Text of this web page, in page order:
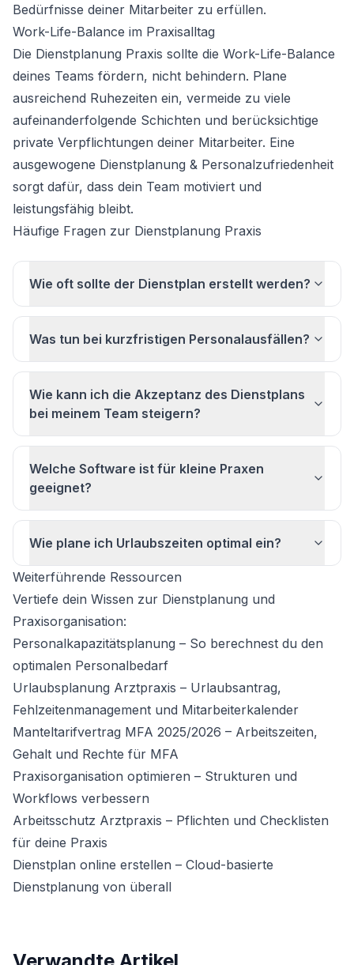
Bedürfnisse deiner Mitarbeiter zu erfüllen.
Work-Life-Balance im Praxisalltag
Die Dienstplanung Praxis sollte die Work-Life-Balance
deines Teams fördern, nicht behindern. Plane
ausreichend Ruhezeiten ein, vermeide zu viele
aufeinanderfolgende Schichten und berücksichtige
private Verpflichtungen deiner Mitarbeiter. Eine
ausgewogene Dienstplanung & Personalzufriedenheit
sorgt dafür, dass dein Team motiviert und
leistungsfähig bleibt.
Häufige Fragen zur Dienstplanung Praxis
Wie oft sollte der Dienstplan erstellt werden?
Was tun bei kurzfristigen Personalausfällen?
Wie kann ich die Akzeptanz des Dienstplans
bei meinem Team steigern?
Welche Software ist für kleine Praxen
geeignet?
Wie plane ich Urlaubszeiten optimal ein?
Weiterführende Ressourcen
Vertiefe dein Wissen zur Dienstplanung und
Praxisorganisation:
Personalkapazitätsplanung – So berechnest du den
optimalen Personalbedarf
Urlaubsplanung Arztpraxis – Urlaubsantrag,
Fehlzeitenmanagement und Mitarbeiterkalender
Manteltarifvertrag MFA 2025/2026 – Arbeitszeiten,
Gehalt und Rechte für MFA
Praxisorganisation optimieren – Strukturen und
Workflows verbessern
Arbeitsschutz Arztpraxis – Pflichten und Checklisten
für deine Praxis
Dienstplan online erstellen – Cloud-basierte
Dienstplanung von überall